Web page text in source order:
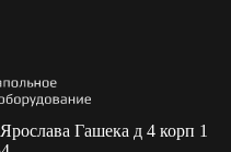
Гашека д 4 корп 1